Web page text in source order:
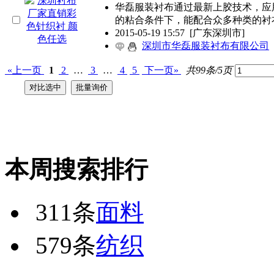
华磊服装衬布通过最新上胶技术，
的粘合条件下，能配合众多种类的衬
2015-05-19 15:57 [广东深圳市]
深圳市华磊服装衬布有限公司
«上一页 1 2 … 3 … 4 5 下一页» 共99条/5页
本周搜索排行
311条面料
579条纺织